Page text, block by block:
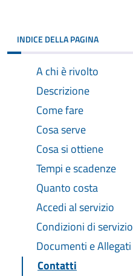
INDICE DELLA PAGINA
A chi è rivolto
Descrizione
Come fare
Cosa serve
Cosa si ottiene
Tempi e scadenze
Quanto costa
Accedi al servizio
Condizioni di servizio
Documenti e Allegati
Contatti